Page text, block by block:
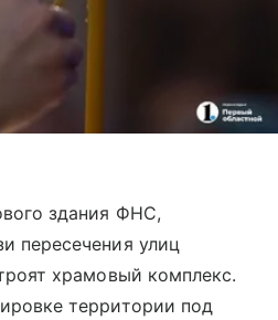
здания ФНС,
пересечения улиц
храмовый комплекс.
территории под